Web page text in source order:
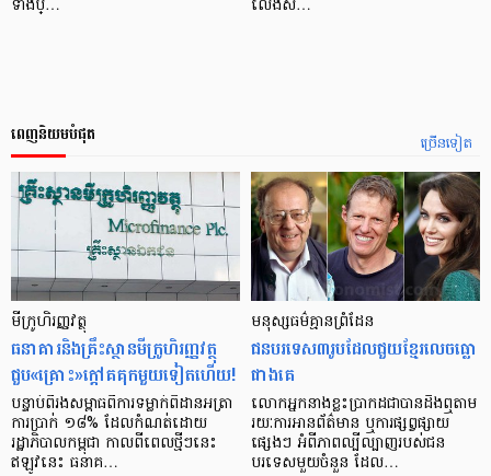
ទាំងប្… លេងស…
ច្រើនទៀត
ពេញនិយមបំផុត
មីក្រូ​ហិរញ្ញវត្ថុ
ធនាគារ​និង​គ្រឹះស្ថាន​មីក្រូ​ហិរញ្ញវត្ថុ​
ជួប«គ្រោះ»ក្តៅ​គគុក​មួយ​ទៀត​ហើយ!
បន្ទាប់​ពី​រង​សម្ពាធ​​ពី​ការ​ទម្លាក់​ពិដាន​អត្រា​
ការ​ប្រាក់ ១៨​% ដែល​កំណត់​ដោយ​
រដ្ឋាភិបាល​កម្ពុជា កាល​ពី​ពេល​ថ្មីៗ​នេះ
ឥឡូវ​នេះ ធនាគ…
មនុស្ស​ធម៌​គ្មាន​ព្រំដែន
ជន​បរទេស​៣​រូប​ដែល​ជួយ​ខ្មែរ​លេច​ធ្លោ​
ជាង​គេ
លោកអ្នក​នាង​ខ្លះ​ប្រាកដ​ជា​បាន​​ដឹង​ឮ​តាម​
រយៈ​ការ​អាន​ព័ត៌មាន ឬ​ការ​ផ្សព្វផ្សាយ​
ផ្សេងៗ អំពី​ភាព​ល្បីល្បាញ​របស់​ជន​
បរទេស​មួយ​ចំនួន ដែល…